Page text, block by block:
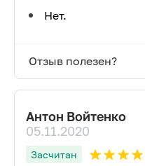
Нет.
Отзыв полезен?
Антон Войтенко
05.11.2020
Засчитан